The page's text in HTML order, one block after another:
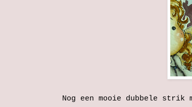
Nog een mooie dubbele